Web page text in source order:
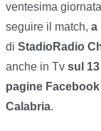
ventesima
seguire il match, a
di StadioRadio
anche in Tv sul
pagine
Calabria.